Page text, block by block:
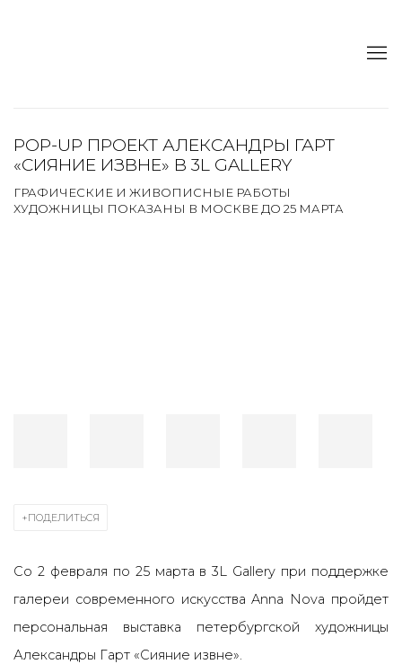
POP-UP ПРОЕКТ АЛЕКСАНДРЫ ГАРТ
«СИЯНИЕ ИЗВНЕ» В 3L GALLERY
ГРАФИЧЕСКИЕ И ЖИВОПИСНЫЕ РАБОТЫ
ХУДОЖНИЦЫ ПОКАЗАНЫ В МОСКВЕ ДО 25 МАРТА
ПОДЕЛИТЬСЯ
Со 2 февраля по 25 марта в 3L Gallery при поддержке
галереи современного искусства Anna Nova пройдет
персональная выставка петербургской художницы
Александры Гарт «Сияние извне».